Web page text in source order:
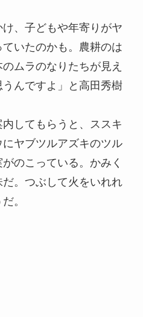
け、子どもや年寄りがヤ
いたのかも。農耕のは
ムラのなりたちが見え
んですよ」と高田秀樹
してもらうと、ススキ
ヤブツルアズキのツル
のこっている。かみく
。つぶして火をいれれ
。